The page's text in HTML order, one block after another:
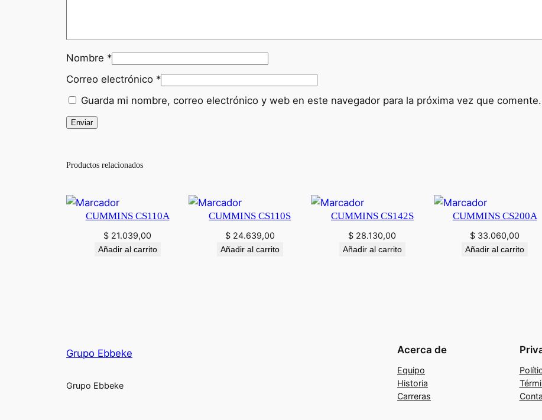
Nombre *
Correo electrónico *
Guarda mi nombre, correo electrónico y web en este navegador para la próxima vez que comente.
Productos relacionados
CUMMINS CS110A
$ 21.039,00
Añadir al carrito
CUMMINS CS110S
$24.639,00
Añadir al carrito
CUMMINS CS142S
$ 28.130,00
Añadir al carrito
CUMMINS CS200A
$ 33.060,00
Añadir al carrito
Grupo Ebbeke
Grupo Ebbeke
Acerca de
Equipo
Historia
Carreras